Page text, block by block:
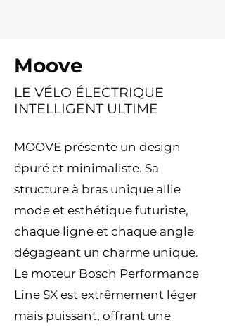
Moove
LE VÉLO ÉLECTRIQUE
INTELLIGENT ULTIME
MOOVE présente un design
épuré et minimaliste. Sa
structure à bras unique allie
mode et esthétique futuriste,
chaque ligne et chaque angle
dégageant un charme unique.
Le moteur Bosch Performance
Line SX est extrêmement léger
mais puissant, offrant une